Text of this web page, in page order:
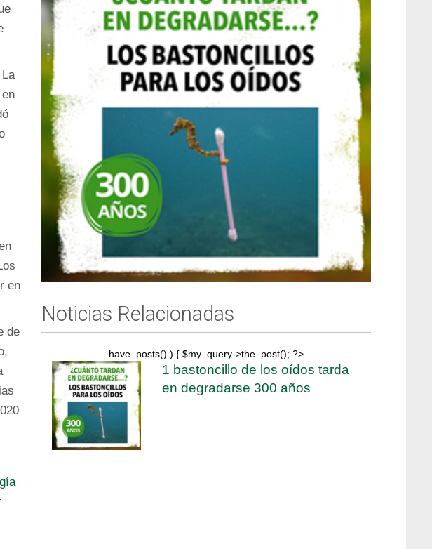
en
de
Noticias Relacionadas
have_posts() ) { $my_query->the_post(); ?>
1 bastoncillo de los oídos tarda
en degradarse 300 años